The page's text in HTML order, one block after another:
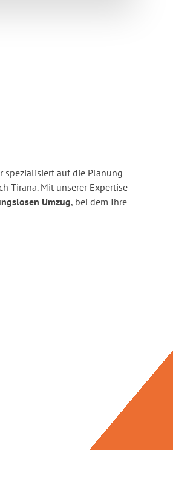
spezialisiert auf die Planung
Tirana. Mit unserer Expertise
Umzug, bei dem Ihre